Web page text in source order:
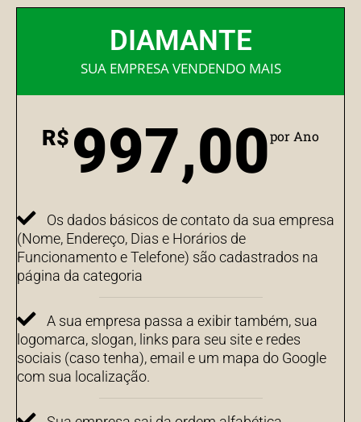
DIAMANTE
SUA EMPRESA VENDENDO MAIS
R$ 997,00por Ano
Os dados básicos de contato da sua empresa
(Nome, Endereço, Dias e Horários de
Funcionamento e Telefone) são cadastrados na
página da categoria
A sua empresa passa a exibir também, sua
logomarca, slogan, links para seu site e redes
sociais (caso tenha), email e um mapa do Google
com sua localização.